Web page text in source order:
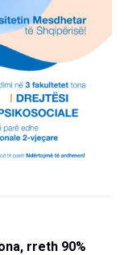
rreth 90%